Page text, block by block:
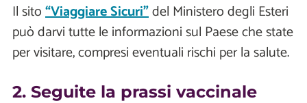
Il sito“Viaggiare Sicuri"del Ministero degli Esteri
può darvi tutte le informazioni sul Paese che state
per visitare, compresi eventuali rischi per la salute.
2. Seguite la prassi vaccinale